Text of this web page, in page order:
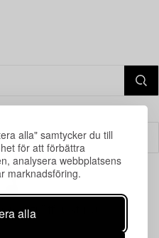
alla" samtycker du till
för att förbättra
analysera webbplatsens
marknadsföring.
allaträff just nu.